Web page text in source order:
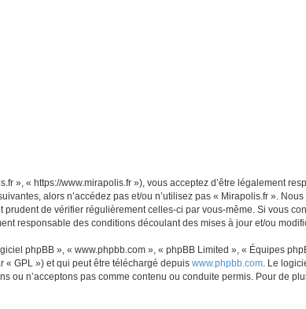
», « https://www.mirapolis.fr »), vous acceptez d’être légalement
alors n’accédez pas et/ou n’utilisez pas « Mirapolis.fr ».
de vérifier régulièrement celles-ci par vous-même. Si vous
responsable des conditions découlant des mises à jour et/ou
phpBB », « www.phpbb.com », « phpBB Limited », « Équipes
« GPL ») et qui peut être téléchargé depuis www.phpbb.com . Le
ou n’acceptons pas comme contenu ou conduite permis. Pour de